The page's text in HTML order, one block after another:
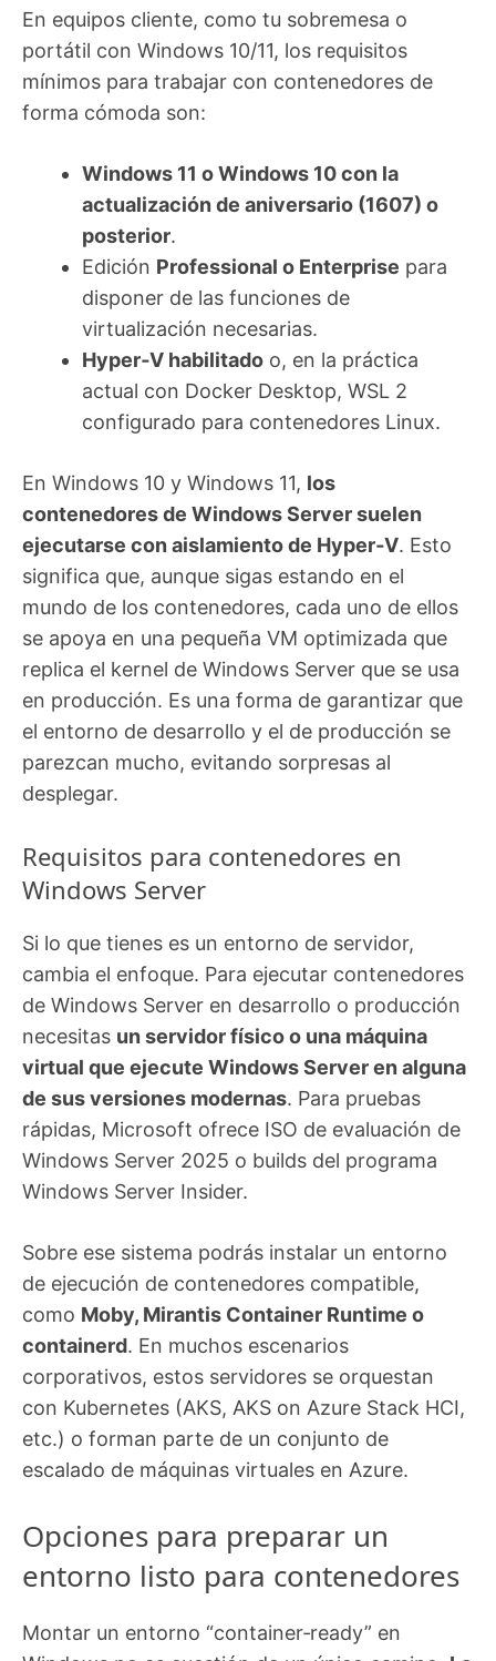
En equipos cliente, como tu sobremesa o
portátil con Windows 10/11, los requisitos
mínimos para trabajar con contenedores de
forma cómoda son:
Windows 11 o Windows 10 con la
actualización de aniversario (1607) o
posterior.
Edición Professional o Enterprise para
disponer de las funciones de
virtualización necesarias.
Hyper‑V habilitado o, en la práctica
actual con Docker Desktop, WSL 2
configurado para contenedores Linux.
En Windows 10 y Windows 11, los
contenedores de Windows Server suelen
ejecutarse con aislamiento de Hyper‑V. Esto
significa que, aunque sigas estando en el
mundo de los contenedores, cada uno de ellos
se apoya en una pequeña VM optimizada que
replica el kernel de Windows Server que se usa
en producción. Es una forma de garantizar que
el entorno de desarrollo y el de producción se
parezcan mucho, evitando sorpresas al
desplegar.
Requisitos para contenedores en
Windows Server
Si lo que tienes es un entorno de servidor,
cambia el enfoque. Para ejecutar contenedores
de Windows Server en desarrollo o producción
necesitas un servidor físico o una máquina
virtual que ejecute Windows Server en alguna
de sus versiones modernas. Para pruebas
rápidas, Microsoft ofrece ISO de evaluación de
Windows Server 2025 o builds del programa
Windows Server Insider.
Sobre ese sistema podrás instalar un entorno
de ejecución de contenedores compatible,
como Moby, Mirantis Container Runtime o
containerd. En muchos escenarios
corporativos, estos servidores se orquestan
con Kubernetes (AKS, AKS on Azure Stack HCI,
etc.) o forman parte de un conjunto de
escalado de máquinas virtuales en Azure.
Opciones para preparar un
entorno listo para contenedores
Montar un entorno “container‑ready” en